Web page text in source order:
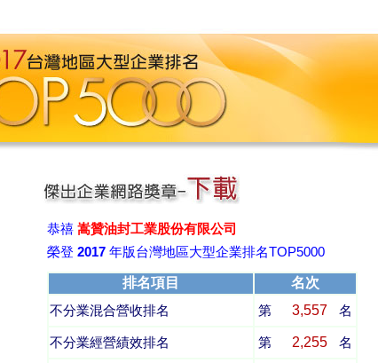
恭禧 嵩贊油封工業股份有限公司
榮登 2017年版台灣地區大型企業排名TOP5000
排名項目 名次
不分業混合營收排名 第 3,557 名
不分業經營績效排名 第 2,255 名